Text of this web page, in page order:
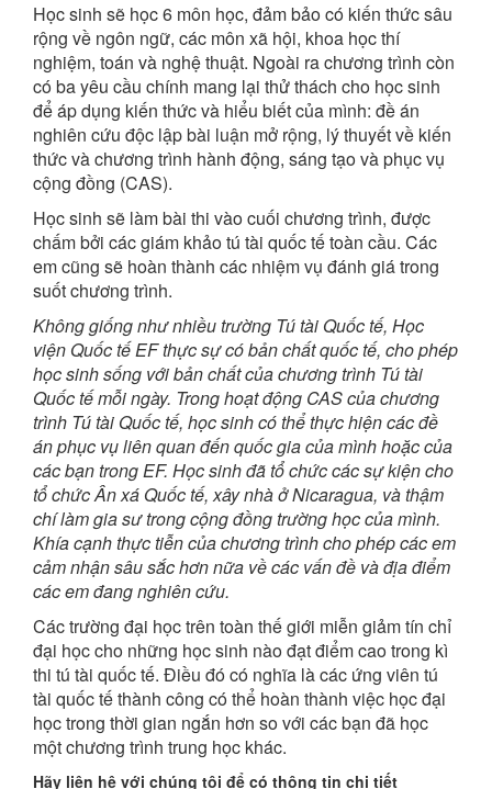
Học sinh sẽ học 6 môn học, đảm bảo có kiến thức sâu
rộng về ngôn ngữ, các môn xã hội, khoa học thí
nghiệm, toán và nghệ thuật. Ngoài ra chương trình còn
có ba yêu cầu chính mang lại thử thách cho học sinh
để áp dụng kiến thức và hiểu biết của mình: đề án
nghiên cứu độc lập bài luận mở rộng, lý thuyết về kiến
thức và chương trình hành động, sáng tạo và phục vụ
cộng đồng (CAS).
Học sinh sẽ làm bài thi vào cuối chương trình, được
chấm bởi các giám khảo tú tài quốc tế toàn cầu. Các
em cũng sẽ hoàn thành các nhiệm vụ đánh giá trong
suốt chương trình.
Không giống như nhiều trường Tú tài Quốc tế, Học
viện Quốc tế EF thực sự có bản chất quốc tế, cho phép
học sinh sống với bản chất của chương trình Tú tài
Quốc tế mỗi ngày. Trong hoạt động CAS của chương
trình Tú tài Quốc tế, học sinh có thể thực hiện các đề
án phục vụ liên quan đến quốc gia của mình hoặc của
các bạn trong EF. Học sinh đã tổ chức các sự kiện cho
tổ chức Ân xá Quốc tế, xây nhà ở Nicaragua, và thậm
chí làm gia sư trong cộng đồng trường học của mình.
Khía cạnh thực tiễn của chương trình cho phép các em
cảm nhận sâu sắc hơn nữa về các vấn đề và địa điểm
các em đang nghiên cứu.
Các trường đại học trên toàn thế giới miễn giảm tín chỉ
đại học cho những học sinh nào đạt điểm cao trong kì
thi tú tài quốc tế. Điều đó có nghĩa là các ứng viên tú
tài quốc tế thành công có thể hoàn thành việc học đại
học trong thời gian ngắn hơn so với các bạn đã học
một chương trình trung học khác.
Hãy liên hệ với chúng tôi để có thông tin chi tiết